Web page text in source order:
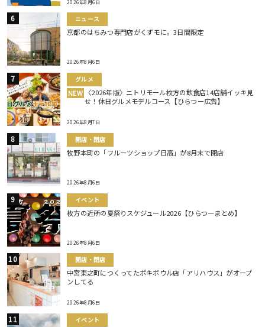
2026年8月6日
ニュース
京都のはちみつ専門店がくずモに。3日間限定
2026年8月6日
グルメ
NEW 〈2026年版〉ニトリモール枚方の飲食店14店舗イッキ見
せ！休日グルメモデルコース【ひらつー広告】
2026年8月7日
開店・閉店
牧野本町の「フルーツショップ日高」が8月末で閉店
2026年8月6日
イベント
枚方の近所の夏祭りスケジュール2026【ひらつーまとめ】
2026年8月6日
開店・閉店
中宮東之町につくってたポキボウル店「アリハウス」がオープ
ンしてる
2026年8月6日
イベント